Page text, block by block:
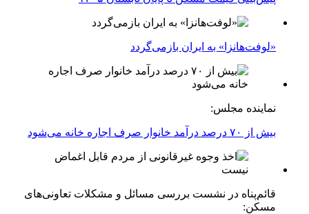
«لوفت‌هانزا» به ایران بازمی‌گردد
نماینده مجلس:
بیش از ۷۰ درصد درآمد خانوار صرف اجاره خانه می‌شود
قائم‌پناه در نشست بررسی مسائل و مشکلات تعاونی‌های
مسکن: